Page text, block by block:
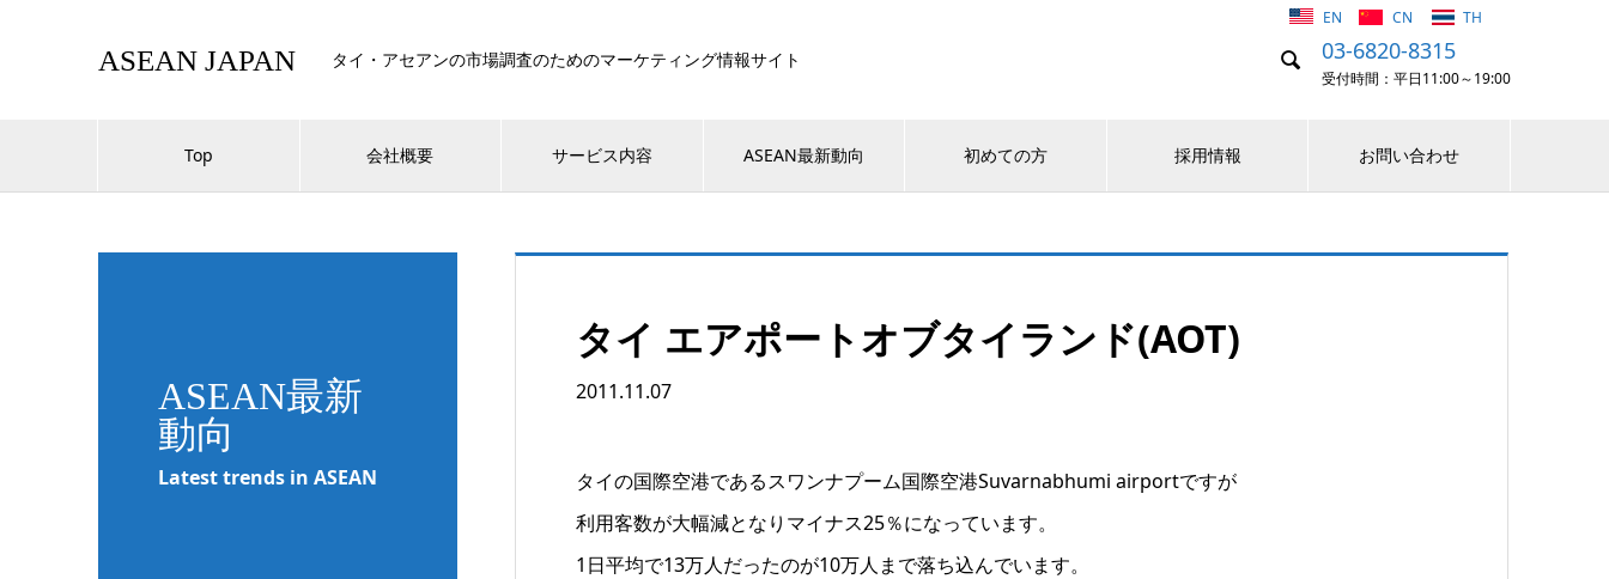
ASEAN JAPAN タイ・アセアンの市場調査のためのマーケティング情報サイト  03-6820-8315
受付時間：平日11:00～19:00
EN CN TH
Top 会社概要 サービス内容 ASEAN最新動向 初めての方 採用情報 お問い合わせ
ASEAN最新
動向
Latest trends in ASEAN
タイ エアポートオブタイランド(AOT)
2011.11.07
タイの国際空港であるスワンナプーム国際空港Suvarnabhumi airportですが
利用客数が大幅減となりマイナス25％になっています。
1日平均で13万人だったのが10万人まで落ち込んでいます。